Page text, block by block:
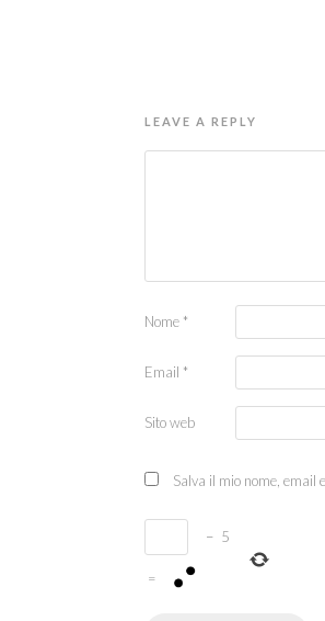
LEAVE A REPLY
Nome *
Email *
Sito web
Salva il mio nome, email
− 5
=